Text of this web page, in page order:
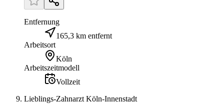
Entfernung
165,3 km entfernt
Arbeitsort
Köln
Arbeitszeitmodell
Vollzeit
Lieblings-Zahnarzt Köln-Innenstadt